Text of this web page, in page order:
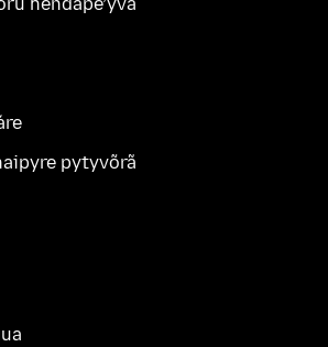
hendape’ỹva
pytyvõrã